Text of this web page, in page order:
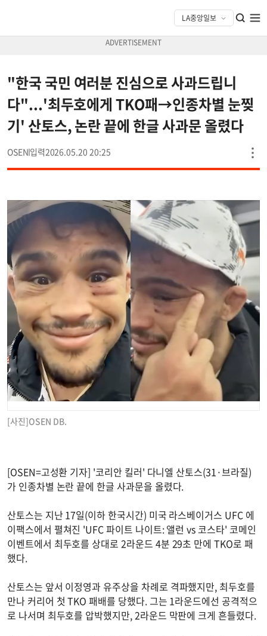
"한국 국민 여러분 진심으로 사과드립니
다"...'최두호에게 TKO패→인종차별 눈찢
기' 산토스, 논란 끝에 한글 사과문 올렸다
OSEN 2026.05.20 20:25
[사진]OSEN DB.
[OSEN=고성환 기자] '코리안 킬러' 다니엘 산토스(31·브라질)
가 인종차별 논란 끝에 한글 사과문을 올렸다.
산토스는 지난 17일(이하 한국시간) 미국 라스베이거스 UFC 에
이팩스에서 펼쳐진 'UFC 파이트 나이트: 앨런 vs 코스타' 코메인
이벤트에서 최두호를 상대로 2라운드 4분 29초 만에 TKO로 패
했다.
산토스는 앞서 이정영과 유주상을 차례로 격파했지만, 최두호를
만나 커리어 첫 TKO 패배를 당했다. 그는 1라운드에선 공격적으
로 나서며 최두호를 압박했지만, 2라운드 막판에 크게 흔들렸다.